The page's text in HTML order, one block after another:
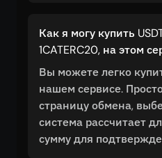
Как я могу купить
1CATERC20, на этом
Вы можете легко
нашем сервисе.
страницу обмена,
система рассчитает
сумму для